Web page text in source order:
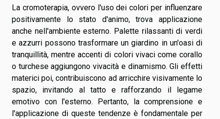
La cromoterapia, ovvero l'uso dei colori per influenzare
positivamente lo stato d'animo, trova applicazione
anche nell'ambiente esterno. Palette rilassanti di verdi
e azzurri possono trasformare un giardino in un'oasi di
tranquillità, mentre accenti di colori vivaci come corallo
o turchese aggiungono vivacità e dinamismo. Gli effetti
materici poi, contribuiscono ad arricchire visivamente lo
spazio, invitando al tatto e rafforzando il legame
emotivo con l'esterno. Pertanto, la comprensione e
l'applicazione di queste tendenze è fondamentale per